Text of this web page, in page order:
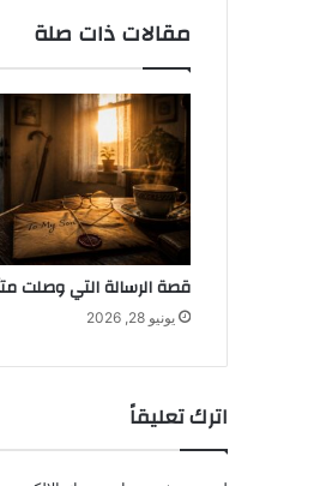
مقالات ذات صلة
قصة الرسالة التي وصلت
يونيو 28, 2026
اترك تعليقاً